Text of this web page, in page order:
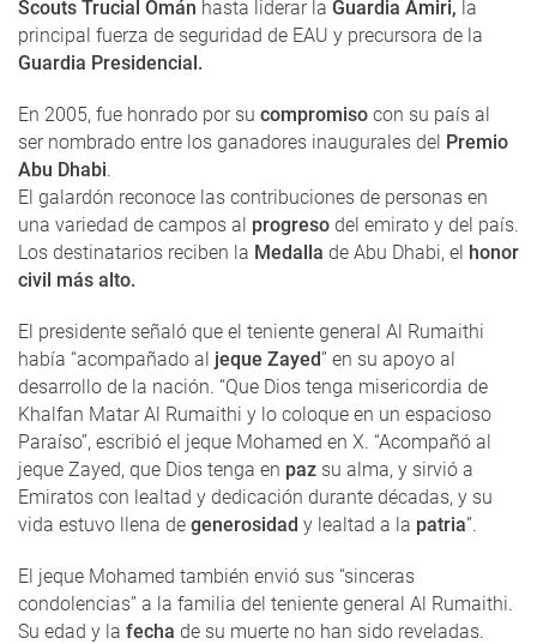
Scouts Trucial Omán hasta liderar la Guardia Amiri, la
principal fuerza de seguridad de EAU y precursora de la
Guardia Presidencial.
En 2005, fue honrado por su compromiso con su país al
ser nombrado entre los ganadores inaugurales del Premio
Abu Dhabi.
El galardón reconoce las contribuciones de personas en
una variedad de campos al progreso del emirato y del país.
Los destinatarios reciben la Medalla de Abu Dhabi, el honor
civil más alto.
El presidente señaló que el teniente general Al Rumaithi
había “acompañado al jeque Zayed” en su apoyo al
desarrollo de la nación. “Que Dios tenga misericordia de
Khalfan Matar Al Rumaithi y lo coloque en un espacioso
Paraíso”, escribió el jeque Mohamed en X. “Acompañó al
jeque Zayed, que Dios tenga en paz su alma, y ​​sirvió a
Emiratos con lealtad y dedicación durante décadas, y su
vida estuvo llena de generosidad y lealtad a la patria”.
El jeque Mohamed también envió sus “sinceras
condolencias” a la familia del teniente general Al Rumaithi.
Su edad y la fecha de su muerte no han sido reveladas.